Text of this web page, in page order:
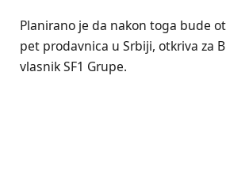
Planirano je da nakon toga bude
pet prodavnica u Srbiji, otkriva za
vlasnik SF1 Grupe.